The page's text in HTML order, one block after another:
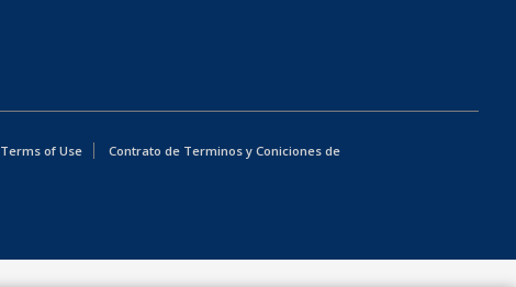
Terms of Use
Contrato de Terminos y Coniciones de